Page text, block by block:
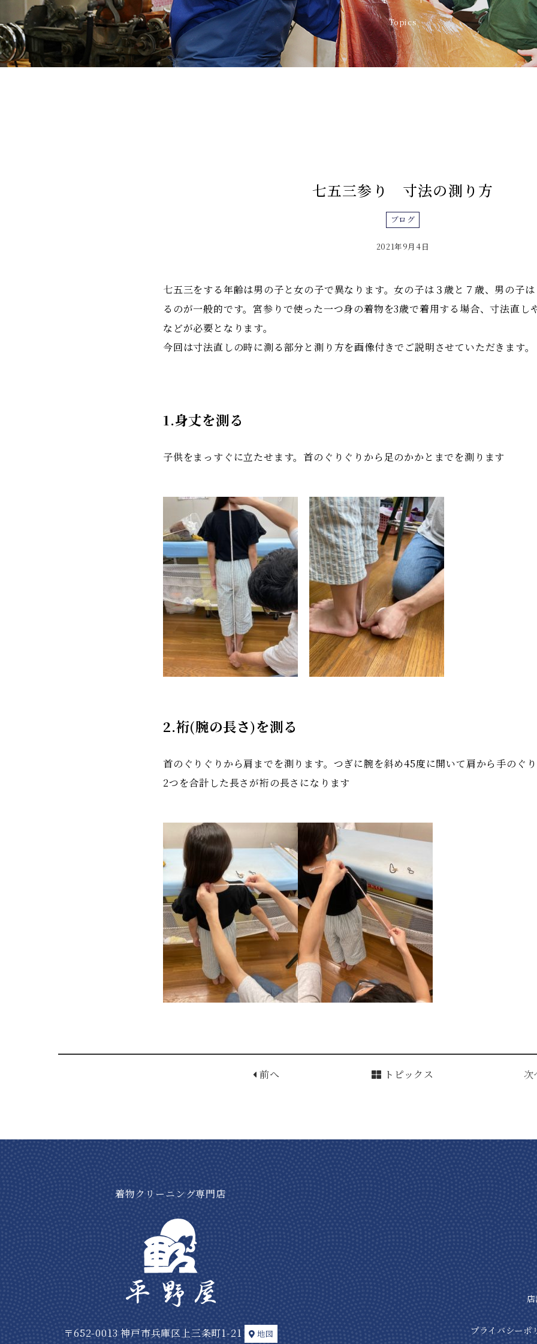
Topics
七五三参り 寸法の測り方
ブログ
2021年9月4日
七五三をする年齢は男の子と女の子で異なります。女の子は３歳と７歳、男の子
るのが一般的です。宮参りで使った一つ身の着物を3歳で着用する場合、寸法直し
などが必要となります。
今回は寸法直しの時に測る部分と測り方を画像付きでご説明させていただきます。
1.身丈を測る
子供をまっすぐに立たせます。首のぐりぐりから足のかかとまでを測ります
2.裄(腕の長さ)を測る
首のぐりぐりから肩までを測ります。つぎに腕を斜め45度に開いて肩から手のぐ
2つを合計した長さが裄の長さになります
前へ トピックス 次
着物クリーニング専門店
〒652-0013 神戸市兵庫区上三条町1-21 地図 プライバシーポ